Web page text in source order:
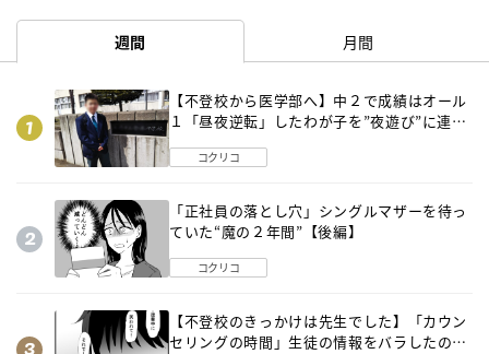
週間 月間
【不登校から医学部へ】中２で成績はオール
１「昼夜逆転」したわが子を”夜遊び”に連れ
コクリコ
「正社員の落とし穴」シングルマザーを待っ
ていた“魔の２年間”【後編】
コクリコ
【不登校のきっかけは先生でした】「カウン
セリングの時間」生徒の情報をバラしたの